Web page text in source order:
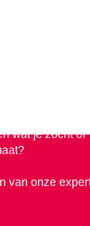
wat je zocht of
van onze